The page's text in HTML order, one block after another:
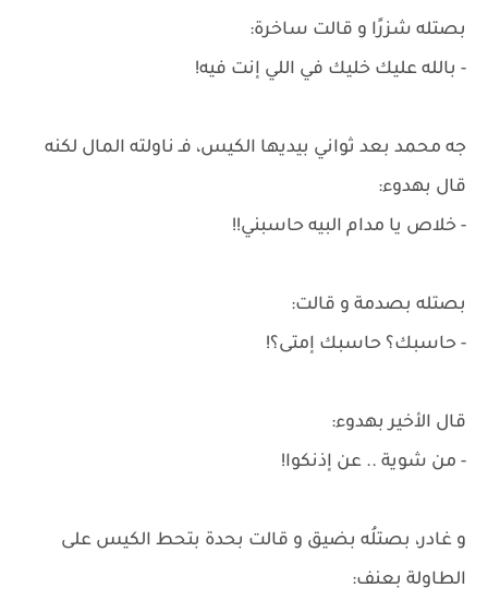
بصتله شزرًا و قالت ساخرة:
- بالله عليك خليك في اللي إنت فيه!
جه محمد بعد ثواني بيديها الكيس، فـ ناولته المال لكنه
قال بهدوء:
- خلاص يا مدام البيه حاسبني!!
بصتله بصدمة و قالت:
- حاسبك؟ حاسبك إمتى؟!
قال الأخير بهدوء:
- من شوية .. عن إذنكوا!
و غادر، بصتلُه بضيق و قالت بحدة بتحط الكيس على
الطاولة بعنف: